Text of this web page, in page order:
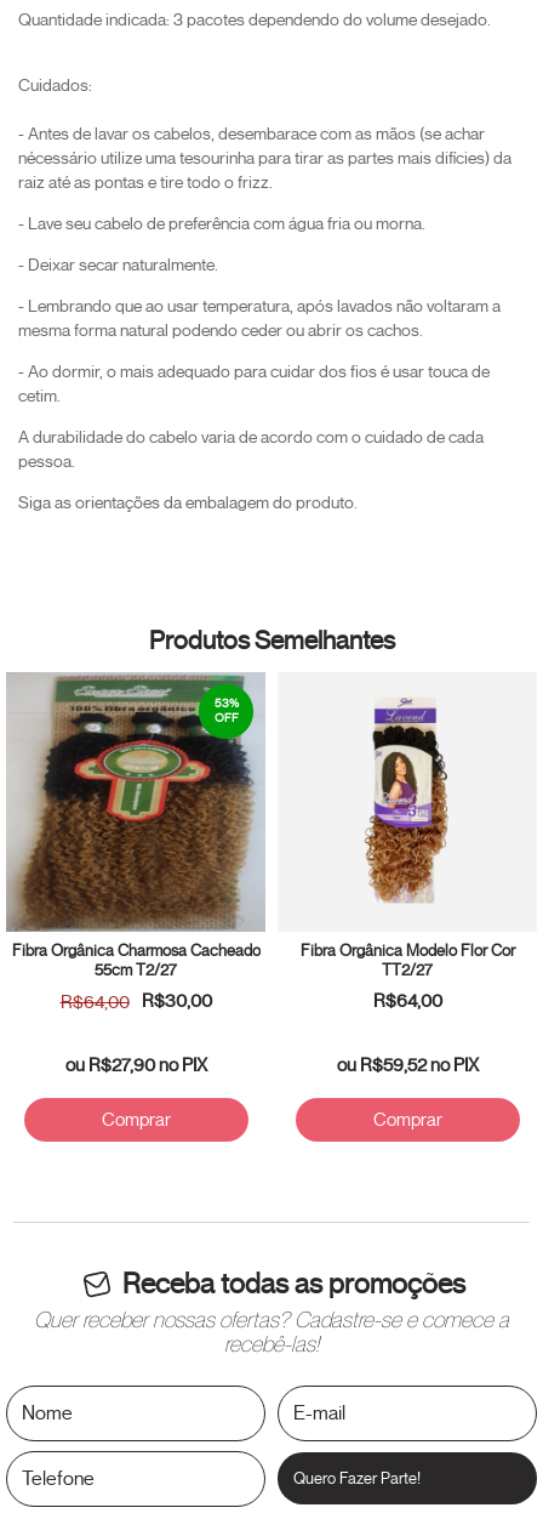
Quantidade indicada: 3 pacotes dependendo do volume desejado.
Cuidados:
- Antes de lavar os cabelos, desembarace com as mãos (se achar
nécessário utilize uma tesourinha para tirar as partes mais difícies) da
raiz até as pontas e tire todo o frizz.
- Lave seu cabelo de preferência com água fria ou morna.
- Deixar secar naturalmente.
- Lembrando que ao usar temperatura, após lavados não voltaram a
mesma forma natural podendo ceder ou abrir os cachos.
- Ao dormir, o mais adequado para cuidar dos fios é usar touca de
cetim.
A durabilidade do cabelo varia de acordo com o cuidado de cada
pessoa.
Siga as orientações da embalagem do produto.
Produtos Semelhantes
53%
OFF
Fibra Orgânica Charmosa Cacheado
55cm T2/27
R$64,00 R$30,00
ou R$27,90no PIX
Comprar
Fibra Orgânica Modelo Flor Cor
TT2/27
R$64,00
ou R$59,52no PIX
Comprar
Receba todas as promoções
Quer receber nossas ofertas? Cadastre-se e comece a
recebê-las!
Quero Fazer Parte!